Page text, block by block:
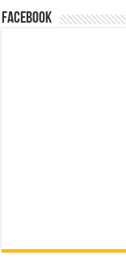
Facebook